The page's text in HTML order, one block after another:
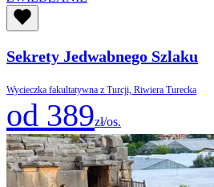
Sekrety Jedwabnego Szlaku
Wycieczka fakultatywna z Turcji, Riwiera Turecka
od 389zł/os.